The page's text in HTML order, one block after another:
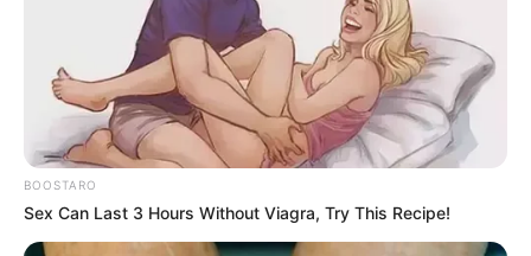
BOOSTARO
Sex Can Last 3 Hours Without Viagra, Try This Recipe!